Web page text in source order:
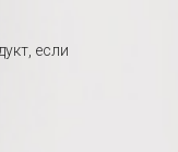
если